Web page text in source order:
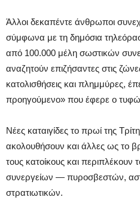
Άλλοι δεκαπέντε άνθρωποι
σύμφωνα με τη δημόσια
από 100.000 μέλη σωστικών
αναζητούν επιζήσαντες στις
κατολισθήσεις και πλημμύρες,
προηγούμενο» που έφερε ο
Νέες καταιγίδες το πρωί της
ακολουθήσουν και άλλες ως το
τους κατοίκους και
συνεργείων — πυροσβεστών,
στρατιωτικών.